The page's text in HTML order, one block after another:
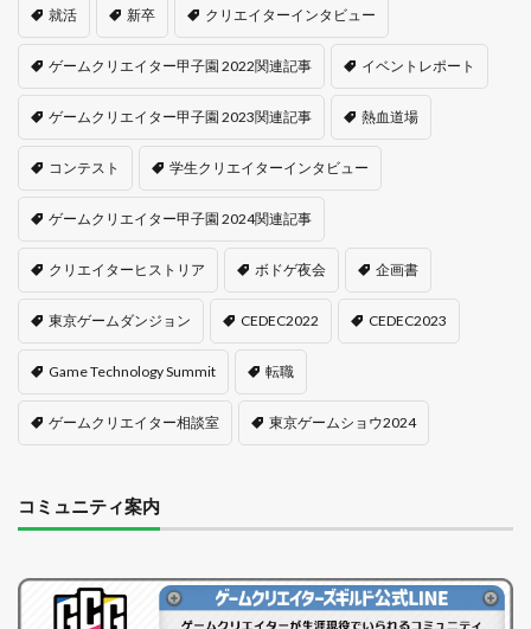
就活 新卒 クリエイターインタビュー
ゲームクリエイター甲子園 2022関連記事 イベントレポート
ゲームクリエイター甲子園 2023関連記事 熱血道場
コンテスト 学生クリエイターインタビュー
ゲームクリエイター甲子園 2024関連記事
クリエイターヒストリア ボドゲ夜会 企画書
東京ゲームダンジョン CEDEC2022 CEDEC2023
Game Technology Summit 転職
ゲームクリエイター相談室 東京ゲームショウ2024
コミュニティ案内